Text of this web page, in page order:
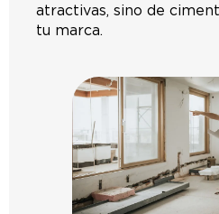
atractivas, sino de
tu marca.